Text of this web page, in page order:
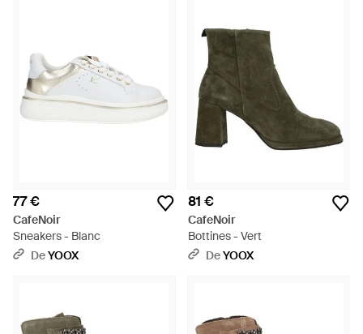
77 €
CafeNoir
Sneakers - Blanc
DeYOOX
81 €
CafeNoir
Bottines - Vert
DeYOOX